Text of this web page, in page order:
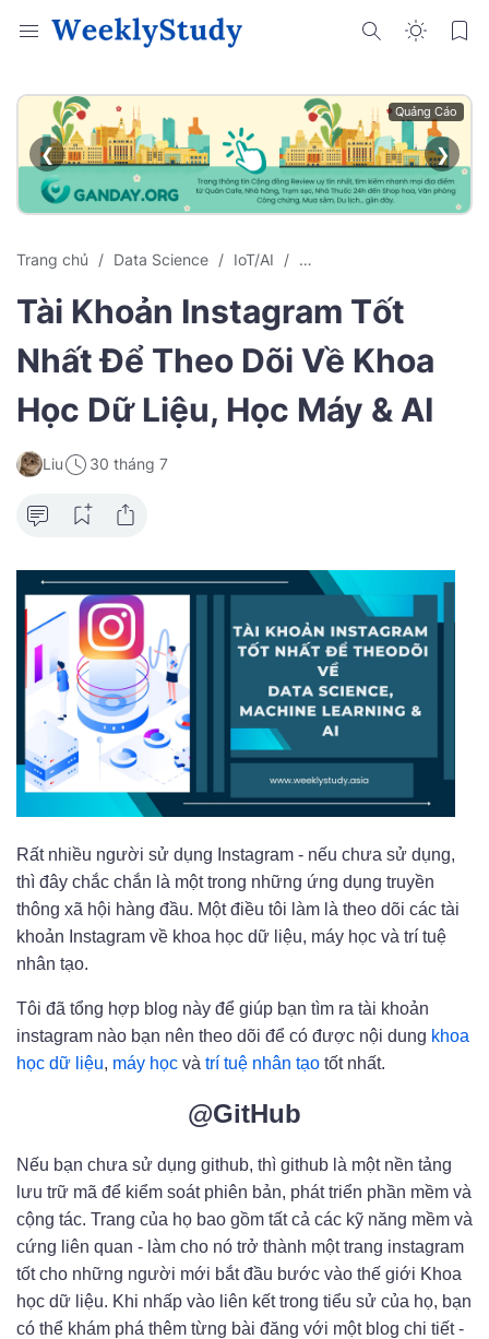
Quảng Cáo
❮ ❯
Trang chủ Data Science IoT/AI Kiến Thức Machine
Tài Khoản Instagram Tốt
Nhất Để Theo Dõi Về Khoa
Học Dữ Liệu, Học Máy & AI
Liu 30 tháng 7
Rất nhiều người sử dụng Instagram - nếu chưa sử dụng,
thì đây chắc chắn là một trong những ứng dụng truyền
thông xã hội hàng đầu. Một điều tôi làm là theo dõi các tài
khoản Instagram về khoa học dữ liệu, máy học và trí tuệ
nhân tạo.
Tôi đã tổng hợp blog này để giúp bạn tìm ra tài khoản
instagram nào bạn nên theo dõi để có được nội dung khoa
học dữ liệu, máy học và trí tuệ nhân tạo tốt nhất.
@GitHub
Nếu bạn chưa sử dụng github, thì github là một nền tảng
lưu trữ mã để kiểm soát phiên bản, phát triển phần mềm và
cộng tác. Trang của họ bao gồm tất cả các kỹ năng mềm và
cứng liên quan - làm cho nó trở thành một trang instagram
tốt cho những người mới bắt đầu bước vào thế giới Khoa
học dữ liệu. Khi nhấp vào liên kết trong tiểu sử của họ, bạn
có thể khám phá thêm từng bài đăng với một blog chi tiết -